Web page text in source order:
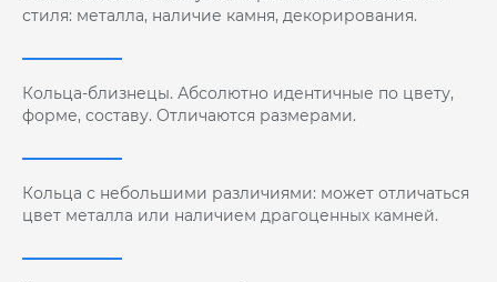
стиля: металла, наличие камня, декорирования.
Кольца-близнецы. Абсолютно идентичные по цвету,
форме, составу. Отличаются размерами.
Кольца с небольшими различиями: может отличаться
цвет металла или наличием драгоценных камней.